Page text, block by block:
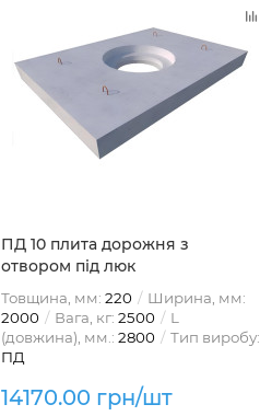
ПД 10 плита дорожня з
отвором під люк
Товщина, мм: 220
Ширина, мм:
2000
Вага, кг: 2500
L
(довжина), мм.: 2800
Тип виробу:
ПД
14170.00 грн/шт